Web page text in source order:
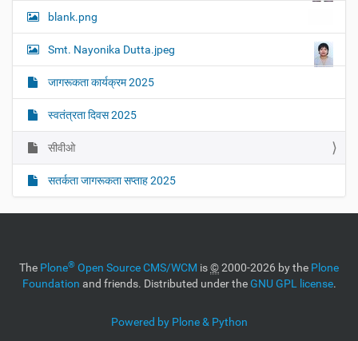
blank.png
Smt. Nayonika Dutta.jpeg
जागरूकता कार्यक्रम 2025
स्‍वतंत्रता दिवस 2025
सीवीओ
सतर्कता जागरूकता सप्ताह 2025
The Plone® Open Source CMS/WCM is©2000-2026 by the Plone
Foundation and friends. Distributed under theGNU GPL license.
Powered by Plone & Python